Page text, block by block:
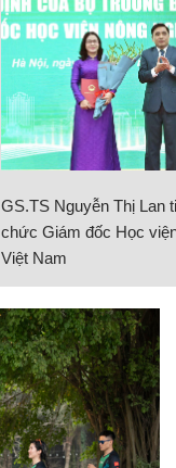
GS.TS Nguyễn Thị Lan
chức Giám đốc Học
Việt Nam